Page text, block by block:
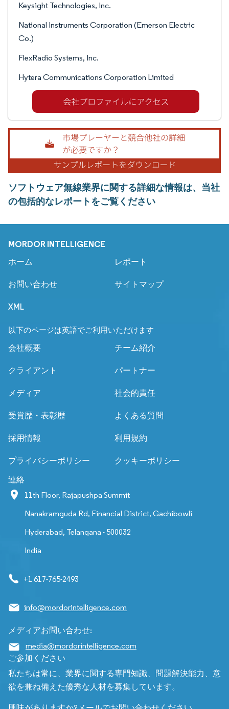
Keysight Technologies, Inc.
National Instruments Corporation (Emerson Electric
Co.)
FlexRadio Systems, Inc.
Hytera Communications Corporation Limited
ソフトウェア無線業界に関する詳細な情報は、当社
の包括的なレポートをご覧ください
MORDOR INTELLIGENCE
ホーム レポート
お問い合わせ サイトマップ
XML
以下のページは英語でご利用いただけます
会社概要 チーム紹介
クライアント パートナー
メディア 社会的責任
受賞歴・表彰歴 よくある質問
採用情報 利用規約
プライバシーポリシー クッキーポリシー
連絡
11th Floor, Rajapushpa Summit
Nanakramguda Rd, Financial District, Gachibowli
Hyderabad, Telangana - 500032
India
+1 617-765-2493
info@mordorintelligence.com
メディアお問い合わせ:
media@mordorintelligence.com
ご参加ください
私たちは常に、業界に関する専門知識、問題解決能力、意
欲を兼ね備えた優秀な人材を募集しています。